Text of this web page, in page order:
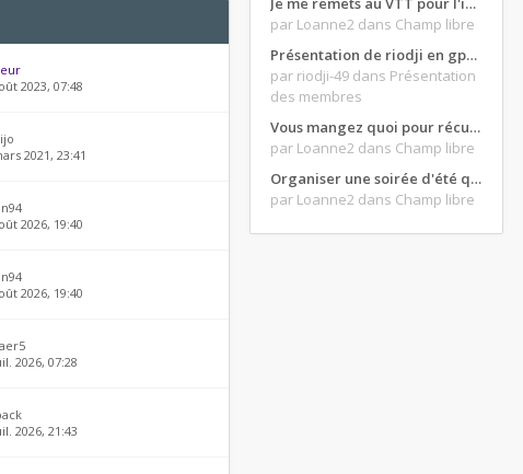
2023, 07:48
2021, 23:41
2026, 19:40
2026, 19:40
2026, 07:28
2026, 21:43
par Loanne2 dans Champ libre
Présentation de riodji en gpz500
par riodji-49 dans Présentation
des membres
Vous mangez quoi pour récupérer après une grosse journée de moto ?
par Loanne2 dans Champ libre
Organiser une soirée d'été qui claque : vos bons plans matos ?
par Loanne2 dans Champ libre